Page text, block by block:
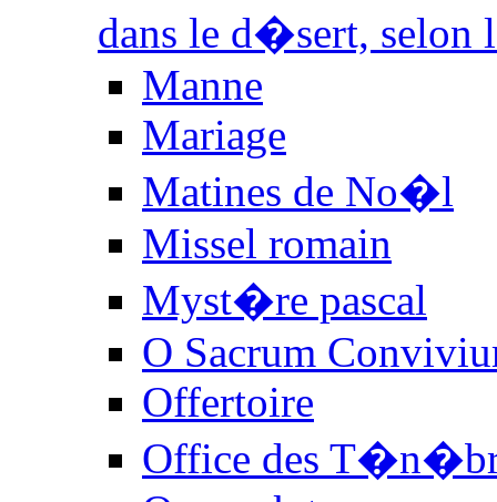
dans le d�sert, selon
Manne
Mariage
Matines de No�l
Missel romain
Myst�re pascal
O Sacrum
Offertoire
Office des